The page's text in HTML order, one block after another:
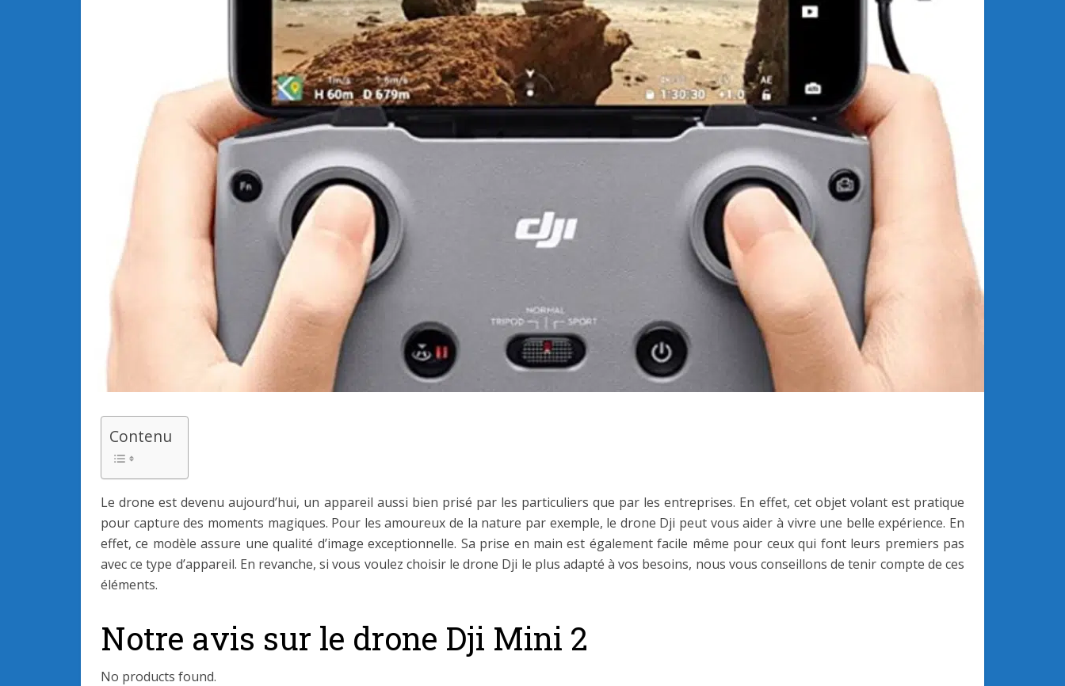
Contenu
Le drone est devenu aujourd’hui, un appareil aussi bien prisé par les particuliers que par les entreprises. En effet, cet objet volant est pratique
pour capture des moments magiques. Pour les amoureux de la nature par exemple, le drone Dji peut vous aider à vivre une belle expérience. En
effet, ce modèle assure une qualité d’image exceptionnelle. Sa prise en main est également facile même pour ceux qui font leurs premiers pas
avec ce type d’appareil. En revanche, si vous voulez choisir le drone Dji le plus adapté à vos besoins, nous vous conseillons de tenir compte de ces
éléments.
Notre avis sur le drone Dji Mini 2
No products found.